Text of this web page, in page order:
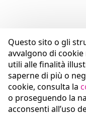
Questo sito o gli
avvalgono di
utili alle finalità
saperne di più o
cookie, consulta la
o proseguendo la
acconsenti all’uso